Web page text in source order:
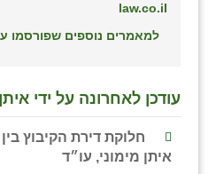
law.co.il
למאמרים נוספים שפורסמו
עודכן לאחרונה על ידי
חלוקת דירת הקיבוץ
איתן מימוני, עו״ד